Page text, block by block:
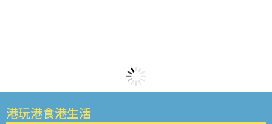
港玩港食港生活